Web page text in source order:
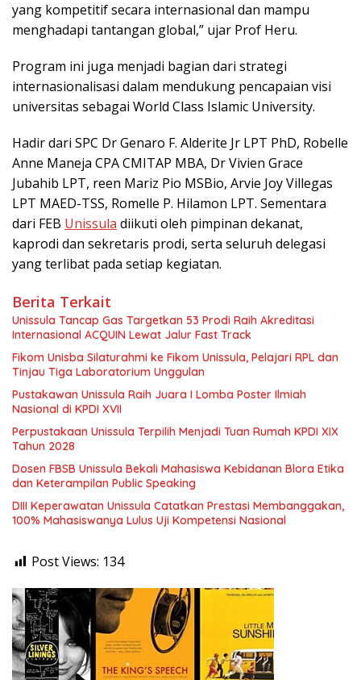
yang kompetitif secara internasional dan mampu
menghadapi tantangan global,” ujar Prof Heru.
Program ini juga menjadi bagian dari strategi
internasionalisasi dalam mendukung pencapaian visi
universitas sebagai World Class Islamic University.
Hadir dari SPC Dr Genaro F. Alderite Jr LPT PhD, Robelle
Anne Maneja CPA CMITAP MBA, Dr Vivien Grace
Jubahib LPT, reen Mariz Pio MSBio, Arvie Joy Villegas
LPT MAED-TSS, Romelle P. Hilamon LPT. Sementara
dari FEB Unissula diikuti oleh pimpinan dekanat,
kaprodi dan sekretaris prodi, serta seluruh delegasi
yang terlibat pada setiap kegiatan.
Berita Terkait
Unissula Tancap Gas Targetkan 53 Prodi Raih Akreditasi
Internasional ACQUIN Lewat Jalur Fast Track
Fikom Unisba Silaturahmi ke Fikom Unissula, Pelajari RPL dan
Tinjau Tiga Laboratorium Unggulan
Pustakawan Unissula Raih Juara I Lomba Poster Ilmiah
Nasional di KPDI XVII
Perpustakaan Unissula Terpilih Menjadi Tuan Rumah KPDI XIX
Tahun 2028
Dosen FBSB Unissula Bekali Mahasiswa Kebidanan Blora Etika
dan Keterampilan Public Speaking
DIII Keperawatan Unissula Catatkan Prestasi Membanggakan,
100% Mahasiswanya Lulus Uji Kompetensi Nasional
Post Views: 134